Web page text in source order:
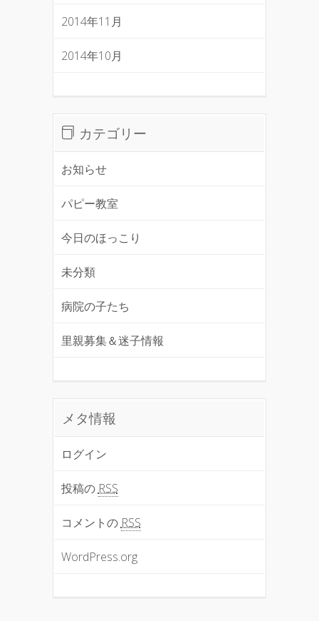
2014年11月
2014年10月
カテゴリー
お知らせ
パピー教室
今日のほっこり
未分類
病院の子たち
里親募集＆迷子情報
メタ情報
ログイン
投稿の RSS
コメントの RSS
WordPress.org